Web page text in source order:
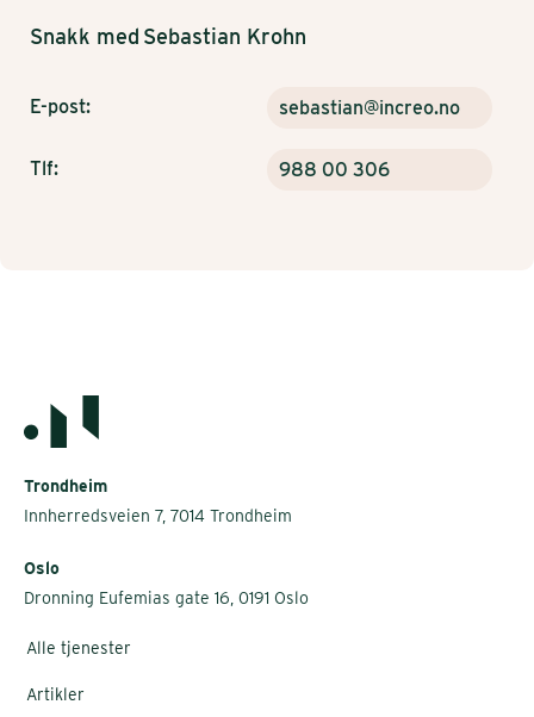
Snakk med Sebastian Krohn
E-post: sebastian@increo.no
Tlf: 988 00 306
Trondheim
Innherredsveien 7, 7014 Trondheim
Oslo
Dronning Eufemias gate 16, 0191 Oslo
Alle tjenester
Artikler